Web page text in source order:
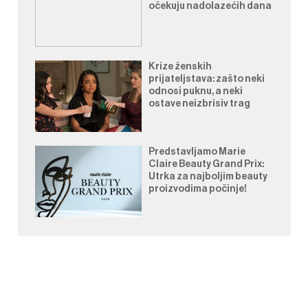
očekuju nadolazećih dana
Krize ženskih
prijateljstava: zašto neki
odnosi puknu, a neki
ostave neizbrisiv trag
Predstavljamo Marie
Claire Beauty Grand Prix:
Utrka za najboljim beauty
proizvodima počinje!